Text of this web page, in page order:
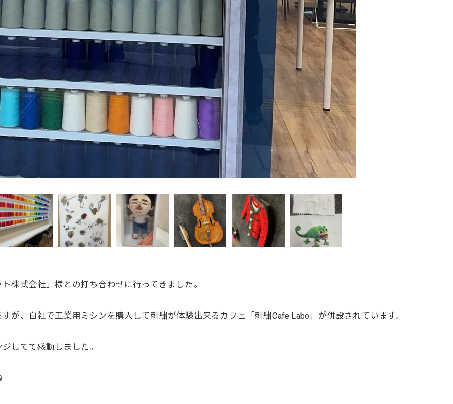
株式会社」様との打ち合わせに行ってきました。
が、自社で工業用ミシンを購入して刺繍が体験出来るカフェ「刺繍Cafe Labo」が併設されています。
してて感動しました。